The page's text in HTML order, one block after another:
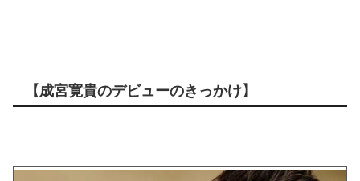
【成宮寛貴のデビューのきっかけ】